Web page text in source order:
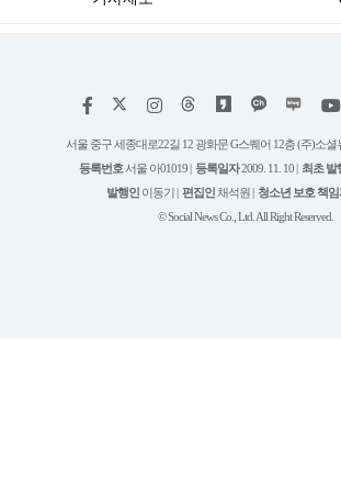
페
스
인
타
램
서울 중구 세종대로22길 12 광화문 G스퀘어 12층 (주)소셜
등록번호 서울 아01019 | 등록일자2009. 11. 10 | 최초 발
발행인 이동기 | 편집인채석원 | 청소년 보호 책
© Social News Co., Ltd. All Right Reserved.